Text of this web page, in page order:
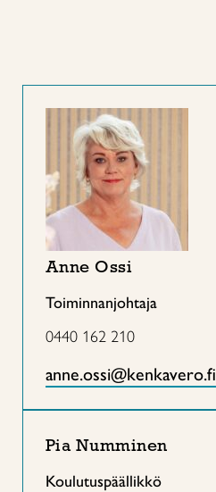
Anne Ossi
Toiminnanjohtaja
0440 162 210
anne.ossi@kenkavero.fi
Pia Numminen
Koulutuspäällikkö